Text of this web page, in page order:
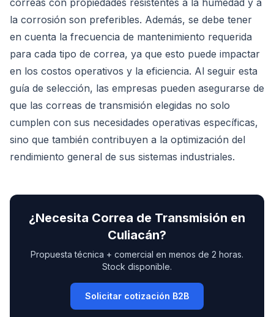
correas con propiedades resistentes a la humedad y a
la corrosión son preferibles. Además, se debe tener
en cuenta la frecuencia de mantenimiento requerida
para cada tipo de correa, ya que esto puede impactar
en los costos operativos y la eficiencia. Al seguir esta
guía de selección, las empresas pueden asegurarse de
que las correas de transmisión elegidas no solo
cumplen con sus necesidades operativas específicas,
sino que también contribuyen a la optimización del
rendimiento general de sus sistemas industriales.
¿Necesita Correa de Transmisión en
Culiacán?
Propuesta técnica + comercial en menos de 2 horas.
Stock disponible.
Solicitar cotización B2B